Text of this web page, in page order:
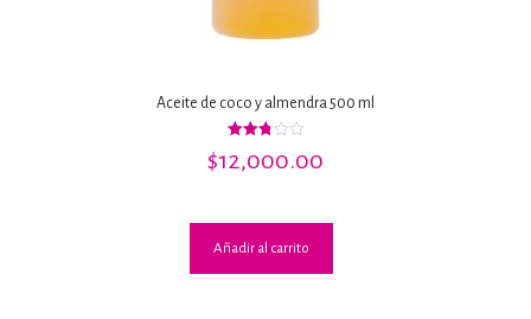
Aceite de coco y almendra 500 ml
con
$12,000.00
Añadir al carrito